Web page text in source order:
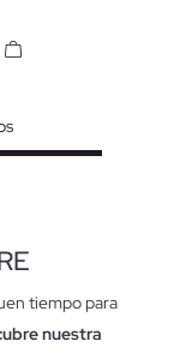
tiempo para
nuestra